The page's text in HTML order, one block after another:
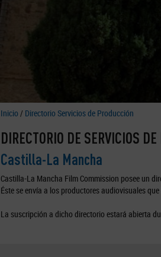
Inicio / Directorio Servicios de Producción
DIRECTORIO DE SERVICIOS DE
Castilla-La Mancha
Castilla-La Mancha Film Commission posee un
Éste se envía a los productores audiovisuales
La suscripción a dicho directorio estará abierta